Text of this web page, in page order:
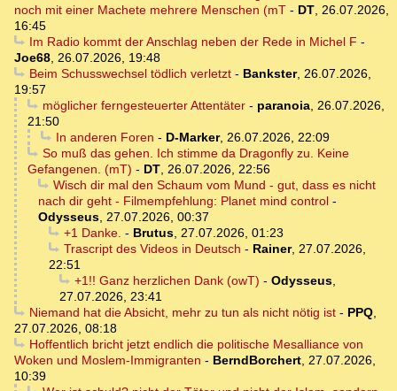
noch mit einer Machete mehrere Menschen (mT - DT, 26.07.2026,
16:45
Im Radio kommt der Anschlag neben der Rede in Michel F -
Joe68, 26.07.2026, 19:48
Beim Schusswechsel tödlich verletzt- Bankster, 26.07.2026,
19:57
möglicher ferngesteuerter Attentäter- paranoia, 26.07.2026,
21:50
In anderen Foren - D-Marker, 26.07.2026, 22:09
So muß das gehen. Ich stimme da Dragonfly zu. Keine
Gefangenen. (mT) - DT, 26.07.2026, 22:56
Wisch dir mal den Schaum vom Mund - gut, dass es nicht
nach dir geht - Filmempfehlung: Planet mind control -
Odysseus, 27.07.2026, 00:37
+1 Danke. - Brutus, 27.07.2026, 01:23
Trascript des Videos in Deutsch - Rainer, 27.07.2026,
22:51
+1!! Ganz herzlichen Dank (owT) - Odysseus,
27.07.2026, 23:41
Niemand hat die Absicht, mehr zu tun als nicht nötig ist- PPQ,
27.07.2026, 08:18
Hoffentlich bricht jetzt endlich die politische Mesalliance von
Woken und Moslem-Immigranten - BerndBorchert, 27.07.2026,
10:39